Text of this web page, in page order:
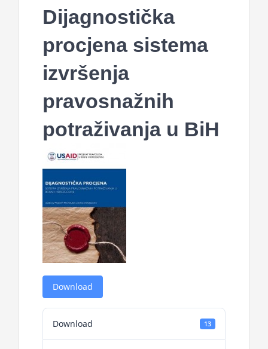
Dijagnostička
procjena sistema
izvršenja
pravosnažnih
potraživanja u BiH
Download
Download 13